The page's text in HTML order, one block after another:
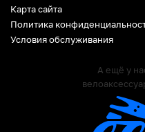
Карта сайта
Политика
Условия обслуживания
А ещё у